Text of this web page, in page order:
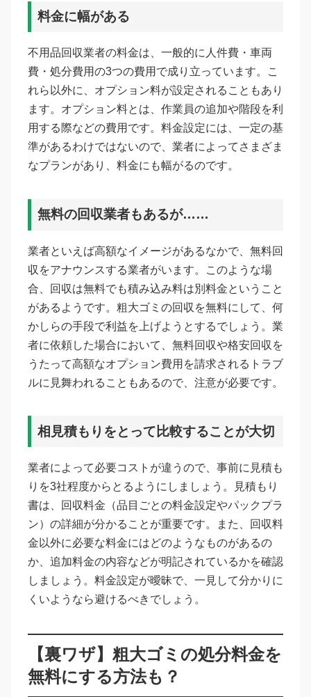
料金に幅がある
不用品回収業者の料金は、一般的に人件費・車両
費・処分費用の3つの費用で成り立っています。こ
れら以外に、オプション料が設定されることもあり
ます。オプション料とは、作業員の追加や階段を利
用する際などの費用です。料金設定には、一定の基
準があるわけではないので、業者によってさまざま
なプランがあり、料金にも幅がるのです。
無料の回収業者もあるが……
業者といえば高額なイメージがあるなかで、無料回
収をアナウンスする業者がいます。このような場
合、回収は無料でも積み込み料は別料金ということ
があるようです。粗大ゴミの回収を無料にして、何
かしらの手段で利益を上げようとするでしょう。業
者に依頼した場合において、無料回収や格安回収を
うたって高額なオプション費用を請求されるトラブ
ルに見舞われることもあるので、注意が必要です。
相見積もりをとって比較することが大切
業者によって必要コストが違うので、事前に見積も
りを3社程度からとるようにしましょう。見積もり
書は、回収料金（品目ごとの料金設定やパックプラ
ン）の詳細が分かることが重要です。また、回収料
金以外に必要な料金にはどのようなものがあるの
か、追加料金の内容などが明記されているかを確認
しましょう。料金設定が曖昧で、一見して分かりに
くいようなら避けるべきでしょう。
【裏ワザ】粗大ゴミの処分料金を
無料にする方法も？